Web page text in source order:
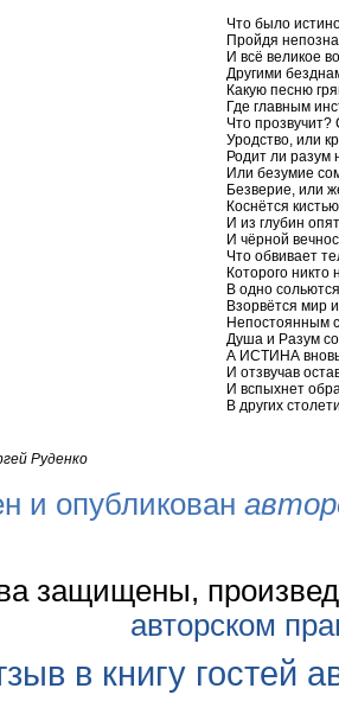
Что было
Пройдя
И всё великое
Другими
Какую песню
Где главным
Что
Уродство, или
Родит ли
Или безумие
Безверие, или
Коснётся
И из глубин
И чёрной
Что обвивает
Которого никто
В одно
Взорвётся мир
Непостоянным
Душа и Разум
А ИСТИНА
И отзвучав
И вспыхнет
В других
Руденко
и опубликован
защищены,
авторском
в книгу гостей